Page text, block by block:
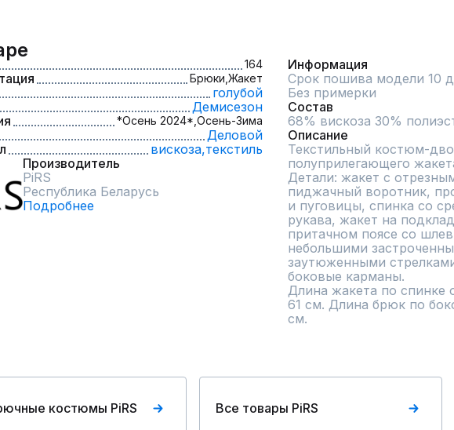
164
Брюки, Жакет
голубой
Демисезон
*Осень 2024*, Осень-Зима
Деловой
вискоза,текстиль
Производитель
PiRS
Республика Беларусь
Подробнее
Информация
Срок пошива модели 10
Без примерки
Состав
68% вискоза 30%
Описание
Текстильный костюм-
полуприлегающего
Детали: жакет с
пиджачный воротник,
и пуговицы, спинка со
рукава, жакет на
притачном поясе со
небольшими
заутюженными
боковые карманы.
Длина жакета по спинке
61 см. Длина брюк по
см.
костюмы PiRS Все товары PiRS